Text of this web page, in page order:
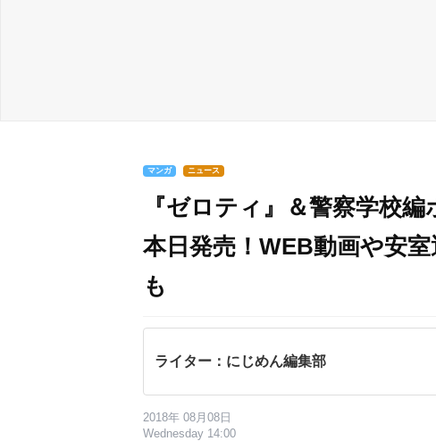
マンガ ニュース
『ゼロティ』＆警察学校
本日発売！WEB動画や安
も
ライター：にじめん編集部
2018年 08月08日
Wednesday 14:00